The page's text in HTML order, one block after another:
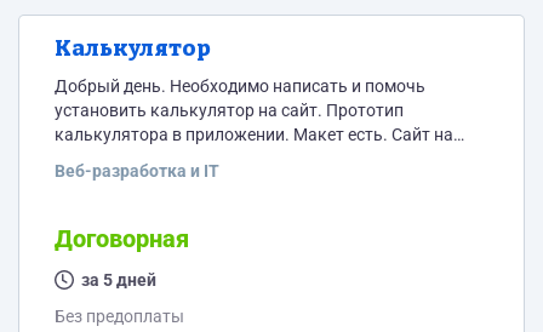
Калькулятор
Добрый день. Необходимо написать и помочь
установить калькулятор на сайт. Прототип
калькулятора в приложении. Макет есть. Сайт на
калькулятор, нужно будет убрать все его скрипты и
новый).
Веб-разработка и IT
Договорная
за 5 дней
Без предоплаты